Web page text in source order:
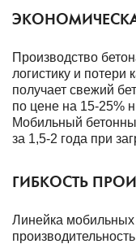
Производство
логистику и потери
получает свежий
по цене на 15-25%
Мобильный
за 1,5-2 года при
ГИБКОСТЬ
Линейка